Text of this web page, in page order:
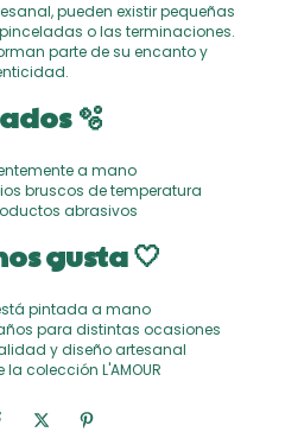
pueden existir pequeñas
o las terminaciones.
parte de su encanto y
🫧
a mano
bruscos de temperatura
abrasivos
gusta 🤍
pintada a mano
para distintas ocasiones
y diseño artesanal
colección L'AMOUR